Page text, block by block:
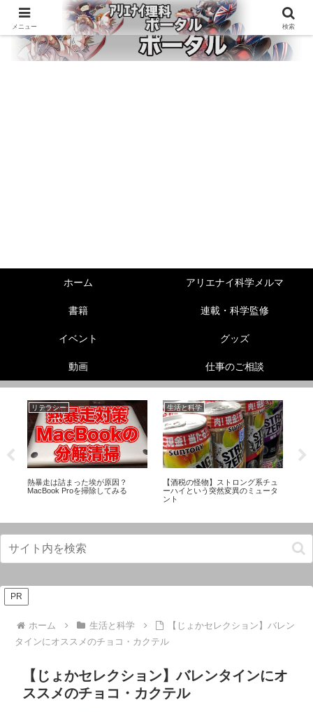
ホーム アリエナイ科学メルマ
書籍 連載・科学監修
イベント グッズ
動画 仕事のご相談
リテラシー
熱暴走は詰まった埃が原因？
MacBook Proを掃除してみる
生活と科学
【酒税の怪物】ストロング系チュ
ーハイという突然変異のミュータ
ント
PR
ホーム 生活と科学
【じょかセレクション】バレン
タインにオススメのチョコ・カクテル
【じょかセレクション】バレンタインにオ
ススメのチョコ・カクテル
メニュー 検索